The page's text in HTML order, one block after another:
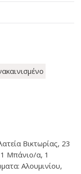
Βικτωρίας, 23
Μπάνιο/α, 1
Αλουμινίου,